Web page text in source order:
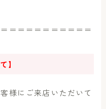
＝＝＝＝＝＝＝＝＝＝
】
様にご来店いただいて